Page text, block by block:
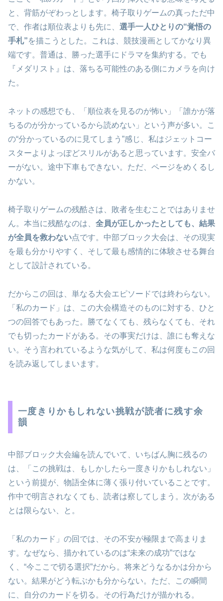
と、背筋がぞわっとします。椅子取りゲームの真っただ中
で、作者は順位表よりも先に、 選手一人ひとりの“覚悟の
手札”を描こうとした。これは、競技漫画としてかなり異
端です。普通は、勝った選手にドラマを集約する。でも
『メダリスト』は、落ちる可能性のある側にカメラを向け
た。
ネットの感想でも、「順位表を見るのが怖い」「誰かが落
ちるのが分かっているから読めない」という声が多い。こ
の“分かっているのに見てしまう”感じ、私はジェットコー
スターよりよっぽどスリルがあると思っています。安全バ
ーがない。途中下車もできない。ただ、ページをめくるし
かない。
椅子取りゲームの残酷さは、敗者を生むことではありませ
ん。本当に残酷なのは、 全員が正しかったとしても、結果
が全員を救わない点です。中部ブロック大会は、その現実
を最も分かりやすく、そして最も感情的に体験させる舞台
として設計されている。
だからこの回は、単なる大会エピソードでは終わらない。
「私のカード」は、この大会構造そのものに対する、ひと
つの回答でもあった。勝てなくても、残らなくても、それ
でも切ったカードがある。その事実だけは、誰にも奪えな
い。そう言われているような気がして、私は何度もこの回
を読み返してしまいます。
一度きりかもしれない挑戦が読者に残す余
韻
中部ブロック大会編を読んでいて、いちばん胸に残るの
は、「この挑戦は、もしかしたら一度きりかもしれない」
という前提が、物語全体に薄く張り付いていることです。
作中で明言されなくても、読者は察してしまう。次がある
とは限らない、と。
「私のカード」の回では、その不安が極限まで高まりま
す。なぜなら、描かれているのは“未来の成功”ではな
く、“今ここで切る選択”だから。将来どうなるかは分から
ない。結果がどう転ぶかも分からない。ただ、この瞬間
に、自分のカードを切る。その行為だけが描かれる。